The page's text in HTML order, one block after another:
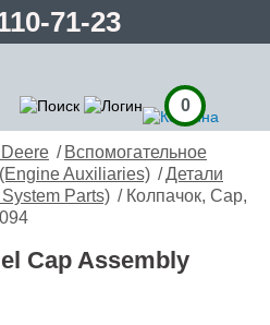
71-23
0
/ Вспомогательное
Auxiliaries) /Детали
Parts) / Колпачок, Cap,
Cap Assembly